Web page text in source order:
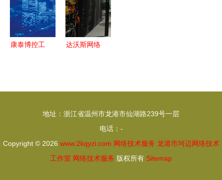
篇章
与应用
康泰博控工
网络技术服
达沃斯网络
地址：浙江省温州市龙港市仙湖路239号一层
电话：-
Copyright © 2026 www.2kqyzi.com 网络技术服务 龙港市坷迈网络技术
工作室 网络技术服务 版权所有 Sitemap